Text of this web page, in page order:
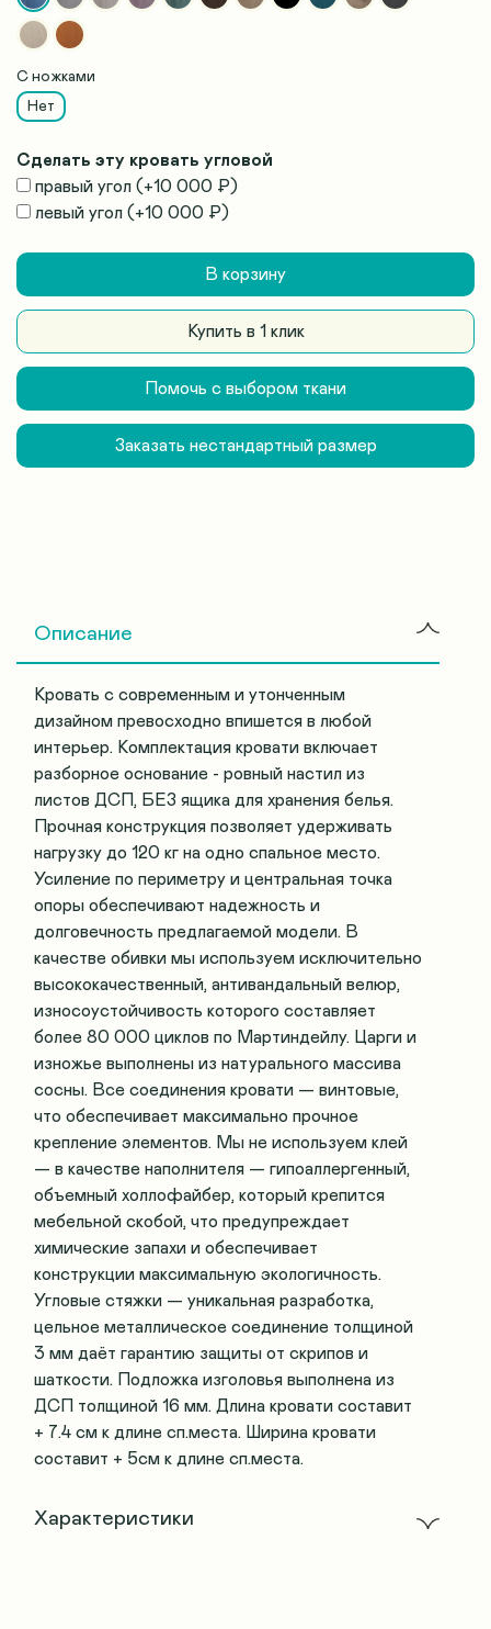
С ножками
Нет
Сделать эту кровать угловой
правый угол (+10 000 ₽)
левый угол (+10 000 ₽)
В корзину
Купить в 1 клик
Помочь с выбором ткани
Заказать нестандартный размер
Описание
Кровать с современным и утонченным
дизайном превосходно впишется в любой
интерьер. Комплектация кровати включает
разборное основание - ровный настил из
листов ДСП, БЕЗ ящика для хранения белья.
Прочная конструкция позволяет удерживать
нагрузку до 120 кг на одно спальное место.
Усиление по периметру и центральная точка
опоры обеспечивают надежность и
долговечность предлагаемой модели. В
качестве обивки мы используем исключительно
высококачественный, антивандальный велюр,
износоустойчивость которого составляет
более 80 000 циклов по Мартиндейлу. Царги и
изножье выполнены из натурального массива
сосны. Все соединения кровати — винтовые,
что обеспечивает максимально прочное
крепление элементов. Мы не используем клей
— в качестве наполнителя — гипоаллергенный,
объемный холлофайбер, который крепится
мебельной скобой, что предупреждает
химические запахи и обеспечивает
конструкции максимальную экологичность.
Угловые стяжки — уникальная разработка,
цельное металлическое соединение толщиной
3 мм даёт гарантию защиты от скрипов и
шаткости. Подложка изголовья выполнена из
ДСП толщиной 16 мм. Длина кровати составит
+ 7.4 см к длине сп.места. Ширина кровати
составит + 5см к длине сп.места.
Характеристики